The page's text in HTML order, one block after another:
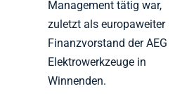
Management tätig war,
zuletzt als europaweiter
Finanzvorstand der AEG
Elektrowerkzeuge in
Winnenden.